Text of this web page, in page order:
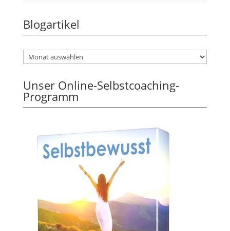
Blogartikel
Unser Online-Selbstcoaching-
Programm